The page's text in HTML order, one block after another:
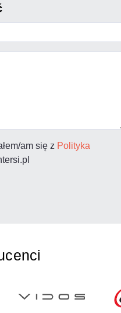
am się z Polityka